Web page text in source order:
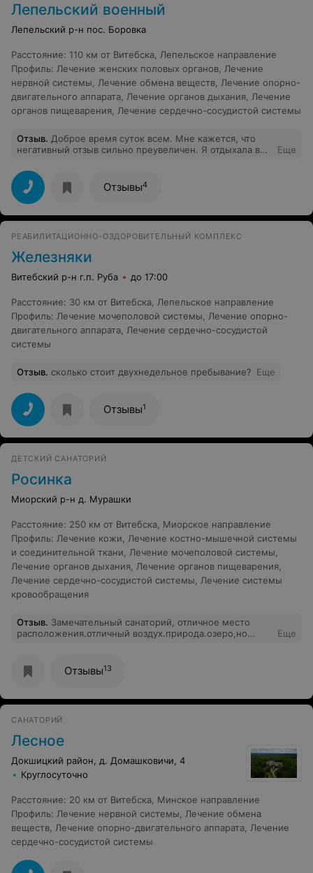
Лепельский военный
Лепельский р-н пос. Боровка
Расстояние: 110 км от Витебска, Лепельское направление
Профиль: Лечение женских половых органов Лечение
нервной системы
Лечение обмена веществ Лечение опорно-
двигательного аппарата Лечение органов дыхания Лечение
органов пищеварения Лечение сердечно-сосудистой системы
Отзыв. Доброе время суток всем. Мне кажется, что
негативный отзыв сильно преувеличен. Я отдыхала в
зачем издеваться над собой, много мест других.Я
часто видела негатив в адрес персонала, а они стойко
всё терпели, железные нервы. Санаторий просто
супер, номера, ванные комнаты и всё остальное
соответствуют цене. Я с огромным удовольствием еду
Еще
Отзывы4
РЕАБИЛИТАЦИОННО-ОЗДОРОВИТЕЛЬНЫЙ КОМПЛЕКС
Железняки
Витебский р-н г.п. Руба до 17:00
Расстояние: 30 км от Витебска, Лепельское направление
Профиль: Лечение мочеполовой системы
Лечение опорно-
двигательного аппарата Лечение сердечно-сосудистой
системы
Отзыв. сколько стоит двухнедельное пребывание? Еще
Отзывы1
ДЕТСКИЙ САНАТОРИЙ
Росинка
Миорский р-н д. Мурашки
Расстояние: 250 км от Витебска, Миорское направление
Профиль: Лечение кожи
Лечение костно-мышечной системы
и соединительной ткани
Лечение мочеполовой системы
Лечение органов дыхания Лечение органов пищеварения
Лечение сердечно-сосудистой системы
Лечение системы
кровообращения
Отзыв. Замечательный санаторий, отличное место
расположения.отличный воздух.природа.озеро,но
Еще
Отзывы13
САНАТОРИЙ
Лесное
Докшицкий район, д. Домашковичи, 4
Круглосуточно
Расстояние: 20 км от Витебска, Минское направление
Профиль: Лечение нервной системы
Лечение обмена
веществ Лечение опорно-двигательного аппарата Лечение
сердечно-сосудистой системы